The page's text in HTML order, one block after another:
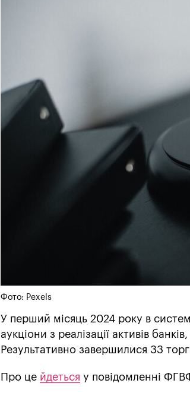
Фото: Рexels
У перший місяць 2024 року в
аукціони з реалізації активів
Результативно завершилися 33
Про це йдеться у повідомленні